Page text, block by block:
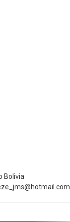
Bolivia